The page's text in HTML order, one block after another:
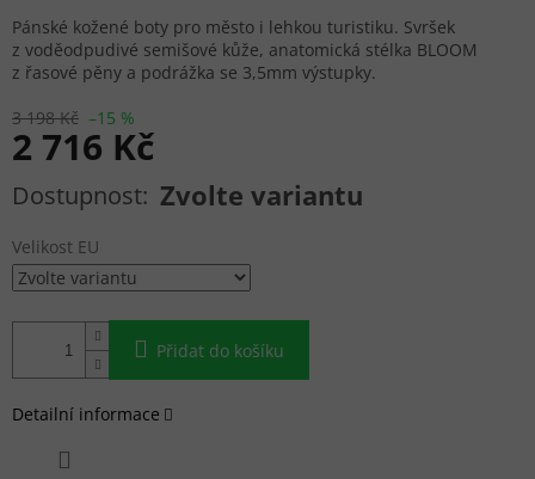
3 198 Kč –15 %
2 716 Kč
Měrná cena: Zvolte variantu
Velikost EU
Přidat do košíku
Pánské kožené boty pro město i lehkou turistiku. Svršek
z voděodpudivé semišové kůže, anatomická stélka BLOOM
z řasové pěny a podrážka se 3,5mm výstupky.
Detailní informace